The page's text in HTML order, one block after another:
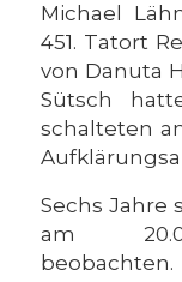
Michael
451. Tatort
von Danuta
Sütsch
schalteten
Sechs Jahre
am